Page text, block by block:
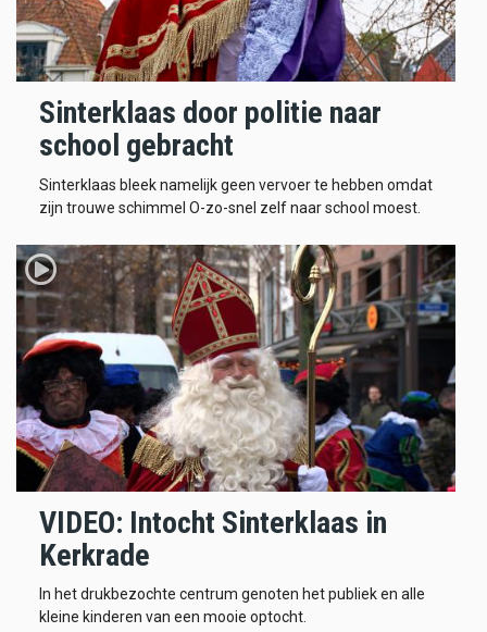
Sinterklaas door politie naar
school gebracht
Sinterklaas bleek namelijk geen vervoer te hebben omdat
zijn trouwe schimmel O-zo-snel zelf naar school moest.
VIDEO: Intocht Sinterklaas in
Kerkrade
In het drukbezochte centrum genoten het publiek en alle
kleine kinderen van een mooie optocht.